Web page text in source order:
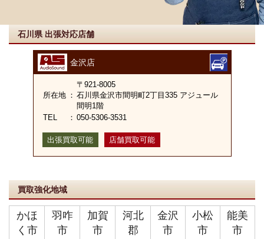
石川県 出張対応店舗
金沢店
所在地 ：
〒921-8005
石川県金沢市間明町2丁目335 アジュール
間明1階
TEL
： 050-5306-3531
出張買取可能 店舗買取可能
買取強化地域
かほ
く市
羽咋
市
加賀
市
河北
郡
金沢
市
小松
市
能美
市